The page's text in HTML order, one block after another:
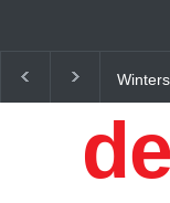
lokale